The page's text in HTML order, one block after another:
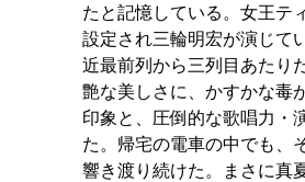
たと記憶している。女王テ
設定され三輪明宏が演じて
近最前列から三列目あたり
艶な美しさに、かすかな毒
印象と、圧倒的な歌唱力・
た。帰宅の電車の中でも、
響き渡り続けた。まさに真